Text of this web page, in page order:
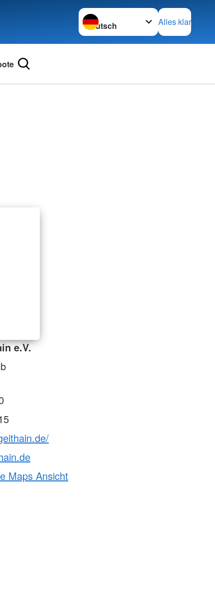
Sprache wechseln zu
Alles klar
e.V.
Maps Ansicht